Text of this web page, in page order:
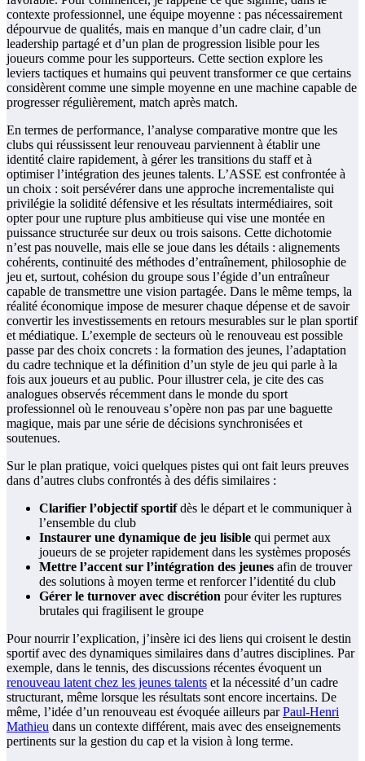
contexte professionnel, une équipe moyenne : pas nécessairement
dépourvue de qualités, mais en manque d’un cadre clair, d’un
leadership partagé et d’un plan de progression lisible pour les
joueurs comme pour les supporteurs. Cette section explore les
leviers tactiques et humains qui peuvent transformer ce que certains
considèrent comme une simple moyenne en une machine capable de
progresser régulièrement, match après match.
En termes de performance, l’analyse comparative montre que les
clubs qui réussissent leur renouveau parviennent à établir une
identité claire rapidement, à gérer les transitions du staff et à
optimiser l’intégration des jeunes talents. L’ASSE est confrontée à
un choix : soit persévérer dans une approche incrementaliste qui
privilégie la solidité défensive et les résultats intermédiaires, soit
opter pour une rupture plus ambitieuse qui vise une montée en
puissance structurée sur deux ou trois saisons. Cette dichotomie
n’est pas nouvelle, mais elle se joue dans les détails : alignements
cohérents, continuité des méthodes d’entraînement, philosophie de
jeu et, surtout, cohésion du groupe sous l’égide d’un entraîneur
capable de transmettre une vision partagée. Dans le même temps, la
réalité économique impose de mesurer chaque dépense et de savoir
convertir les investissements en retours mesurables sur le plan sportif
et médiatique. L’exemple de secteurs où le renouveau est possible
passe par des choix concrets : la formation des jeunes, l’adaptation
du cadre technique et la définition d’un style de jeu qui parle à la
fois aux joueurs et au public. Pour illustrer cela, je cite des cas
analogues observés récemment dans le monde du sport
professionnel où le renouveau s’opère non pas par une baguette
magique, mais par une série de décisions synchronisées et
soutenues.
Sur le plan pratique, voici quelques pistes qui ont fait leurs preuves
dans d’autres clubs confrontés à des défis similaires :
Clarifier l’objectif sportifdès le départ et le communiquer à
l’ensemble du club
Instaurer une dynamique de jeu lisible qui permet aux
joueurs de se projeter rapidement dans les systèmes proposés
Mettre l’accent sur l’intégration des jeunes afin de trouver
des solutions à moyen terme et renforcer l’identité du club
Gérer le turnover avec discrétion pour éviter les ruptures
brutales qui fragilisent le groupe
Pour nourrir l’explication, j’insère ici des liens qui croisent le destin
sportif avec des dynamiques similaires dans d’autres disciplines. Par
exemple, dans le tennis, des discussions récentes évoquent un
renouveau latent chez les jeunes talents et la nécessité d’un cadre
structurant, même lorsque les résultats sont encore incertains. De
même, l’idée d’un renouveau est évoquée ailleurs parPaul-Henri
Mathieu dans un contexte différent, mais avec des enseignements
pertinents sur la gestion du cap et la vision à long terme.